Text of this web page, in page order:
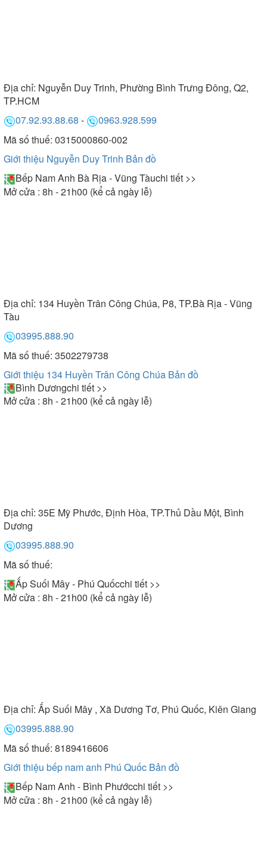
Địa chỉ: Nguyễn Duy Trinh, Phường Bình Trưng Đông, Q2,
TP.HCM
07.92.93.88.68 -
0963.928.599
Mã số thuế: 0315000860-002
Giới thiệu Nguyễn Duy Trinh Bản đồ
Bếp Nam Anh Bà Rịa - Vũng Tàuchi tiết >>
Mở cửa : 8h - 21h00 (kể cả ngày lễ)
Địa chỉ: 134 Huyền Trân Công Chúa, P8, TP.Bà Rịa - Vũng
Tàu
03995.888.90
Mã số thuế: 3502279738
Giới thiệu 134 Huyền Trân Công Chúa Bản đồ
Bình Dươngchi tiết >>
Mở cửa : 8h - 21h00 (kể cả ngày lễ)
Địa chỉ: 35E Mỹ Phước, Định Hòa, TP.Thủ Dầu Một, Bình
Dương
03995.888.90
Mã số thuế:
Ấp Suối Mây - Phú Quốcchi tiết >>
Mở cửa : 8h - 21h00 (kể cả ngày lễ)
Địa chỉ: Ấp Suối Mây , Xã Dương Tơ, Phú Quốc, Kiên Giang
03995.888.90
Mã số thuế: 8189416606
Giới thiệu bếp nam anh Phú Quốc Bản đồ
Bếp Nam Anh - Bình Phướcchi tiết >>
Mở cửa : 8h - 21h00 (kể cả ngày lễ)